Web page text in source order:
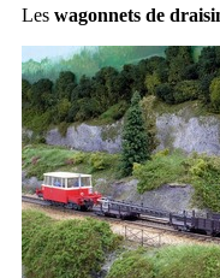
Les wagonnets de